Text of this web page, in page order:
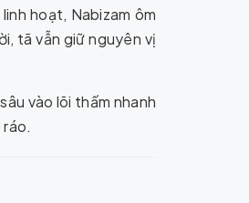
hoạt, Nabizam ôm
tã vẫn giữ nguyên vị
vào lõi thấm nhanh